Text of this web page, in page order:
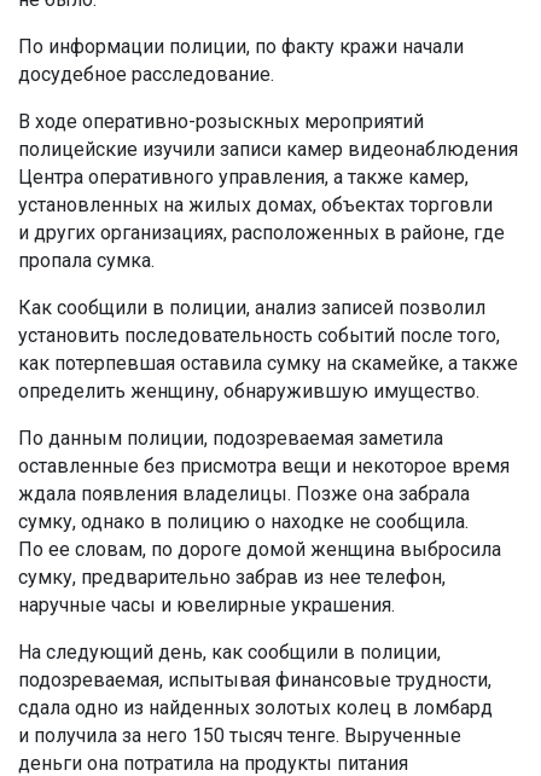
По информации полиции, по факту кражи начали
досудебное расследование.
В ходе оперативно-розыскных мероприятий
полицейские изучили записи камер видеонаблюдения
Центра оперативного управления, а также камер,
установленных на жилых домах, объектах торговли
и других организациях, расположенных в районе, где
пропала сумка.
Как сообщили в полиции, анализ записей позволил
установить последовательность событий после того,
как потерпевшая оставила сумку на скамейке, а также
определить женщину, обнаружившую имущество.
По данным полиции, подозреваемая заметила
оставленные без присмотра вещи и некоторое время
ждала появления владелицы. Позже она забрала
сумку, однако в полицию о находке не сообщила.
По ее словам, по дороге домой женщина выбросила
сумку, предварительно забрав из нее телефон,
наручные часы и ювелирные украшения.
На следующий день, как сообщили в полиции,
подозреваемая, испытывая финансовые трудности,
сдала одно из найденных золотых колец в ломбард
и получила за него 150 тысяч тенге. Вырученные
деньги она потратила на продукты питания